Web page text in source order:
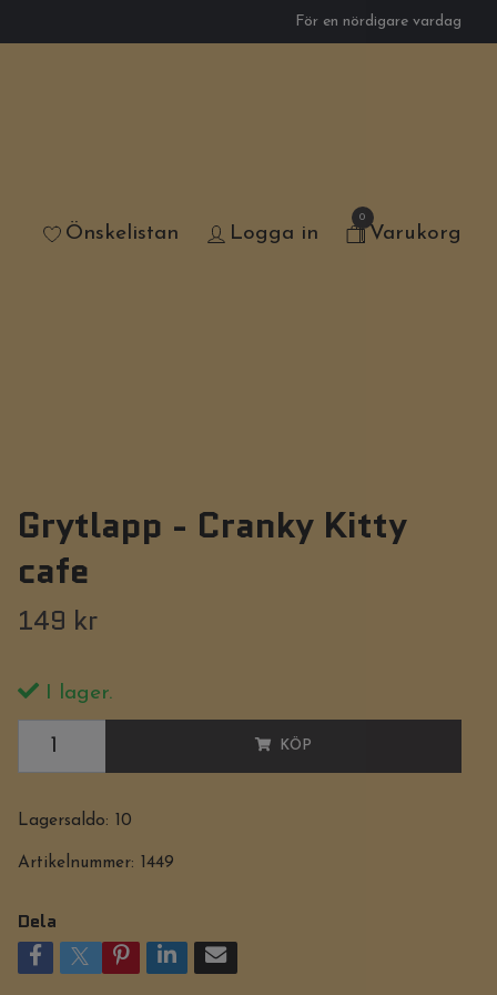
För en nördigare vardag
Önskelistan Logga in
0
Varukorg
Grytlapp - Cranky Kitty
cafe
149 kr
I lager.
KÖP
Lagersaldo: 10
Artikelnummer: 1449
Dela